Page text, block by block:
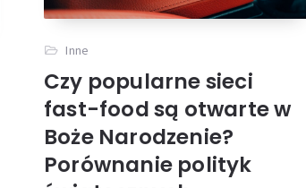
Inne
Czy popularne sieci
fast-food są otwarte w
Boże Narodzenie?
Porównanie polityk